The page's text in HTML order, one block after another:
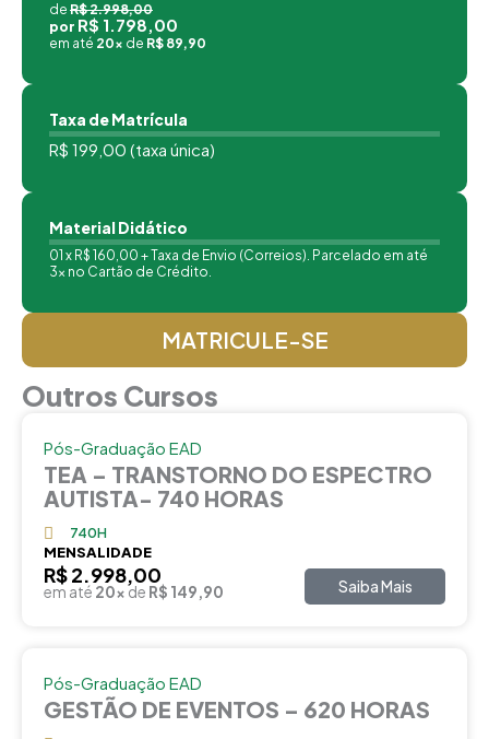
de R$ 2.998,00
por R$ 1.798,00
em até 20x de R$ 89,90
Taxa de Matrícula
R$ 199,00 (taxa única)
Material Didático
01 x R$ 160,00 + Taxa de Envio (Correios). Parcelado em até
3x no Cartão de Crédito.
MATRICULE-SE
Outros Cursos
Pós-Graduação EAD
TEA – TRANSTORNO DO ESPECTRO
AUTISTA- 740 HORAS
740H
MENSALIDADE
R$ 2.998,00
em até 20xde R$ 149,90 Saiba Mais
Pós-Graduação EAD
GESTÃO DE EVENTOS – 620 HORAS